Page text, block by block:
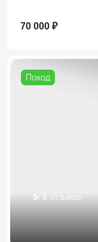
70 000 ₽
Поход
5/ 8 отзывов